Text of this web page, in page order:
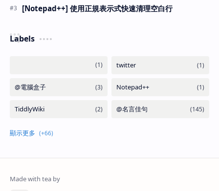
[Notepad++] 使用正規表示式快速清理空白行
Labels